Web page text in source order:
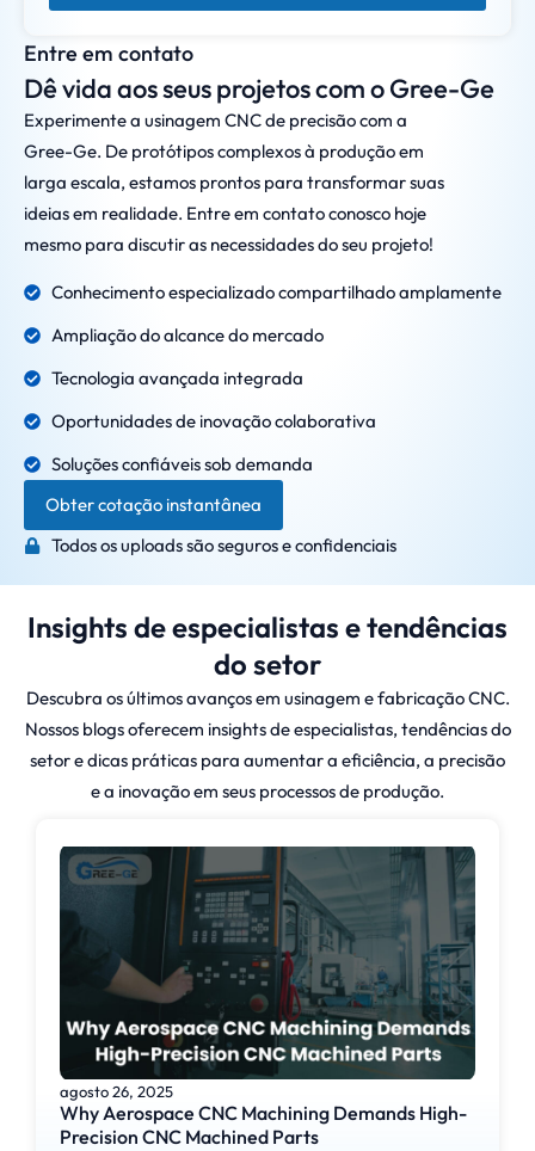
Entre em contato
Dê vida aos seus projetos com o Gree-Ge
Experimente a usinagem CNC de precisão com a
Gree-Ge. De protótipos complexos à produção em
larga escala, estamos prontos para transformar suas
ideias em realidade. Entre em contato conosco hoje
mesmo para discutir as necessidades do seu projeto!
Conhecimento especializado compartilhado amplamente
Ampliação do alcance do mercado
Tecnologia avançada integrada
Oportunidades de inovação colaborativa
Soluções confiáveis sob demanda
Obter cotação instantânea
Todos os uploads são seguros e confidenciais
Insights de especialistas e tendências
do setor
Descubra os últimos avanços em usinagem e fabricação CNC.
Nossos blogs oferecem insights de especialistas, tendências do
setor e dicas práticas para aumentar a eficiência, a precisão
e a inovação em seus processos de produção.
agosto 26, 2025
Why Aerospace CNC Machining Demands High-
Precision CNC Machined Parts